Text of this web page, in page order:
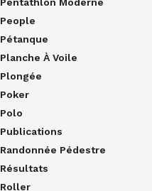
People
Pétanque
Planche À Voile
Plongée
Poker
Polo
Publications
Randonnée Pédestre
Résultats
Roller